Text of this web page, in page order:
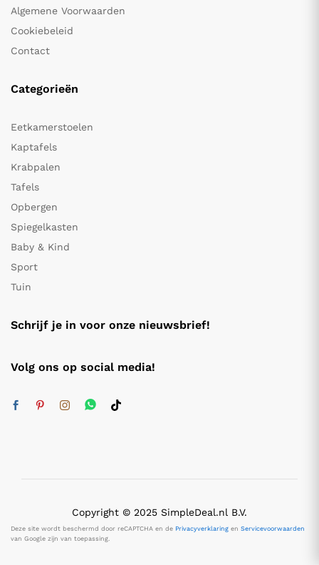
Algemene Voorwaarden
Cookiebeleid
Contact
Categorieën
Eetkamerstoelen
Kaptafels
Krabpalen
Tafels
Opbergen
Spiegelkasten
Baby & Kind
Sport
Tuin
Schrijf je in voor onze nieuwsbrief!
Volg ons op social media!
Copyright © 2025 SimpleDeal.nl B.V.
Deze site wordt beschermd door reCAPTCHA en de Privacyverklaring en Servicevoorwaarden
van Google zijn van toepassing.